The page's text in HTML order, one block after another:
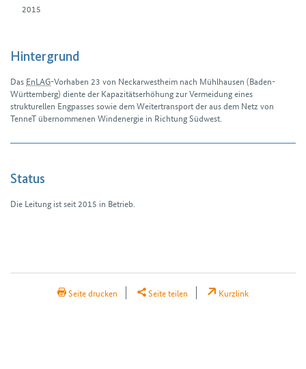
2015
Hintergrund
Das EnLAG-Vorhaben 23 von Neckarwestheim nach Mühlhausen (Baden-
Württem­berg) diente der Kapazitäts­erhöhung zur Vermeidung eines
strukturellen Engpasses sowie dem Weitertransport der aus dem Netz von
TenneT über­nommenen Windenergie in Richtung Südwest.
Status
Die Leitung ist seit 2015 in Betrieb.
Seite drucken Seite teilen Kurzlink